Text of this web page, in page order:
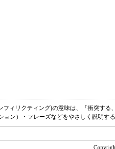
フィリクティング)の意味は、「衝突す
ョン）・フレーズなどをやさしく説明す